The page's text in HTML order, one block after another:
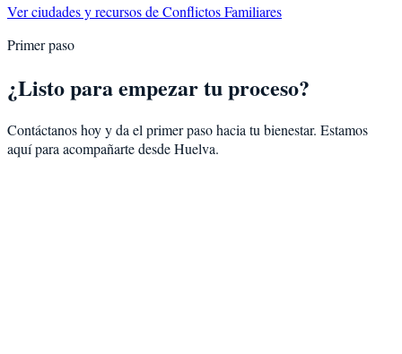
Ver ciudades y recursos deConflictos Familiares
Primer paso
¿Listo para empezar tu proceso?
Contáctanos hoy y da el primer paso hacia tu bienestar. Estamos
aquí para acompañarte desdeHuelva.